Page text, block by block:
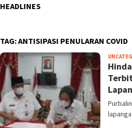
HEADLINES
TAG:ANTISIPASI PENULARAN COVID